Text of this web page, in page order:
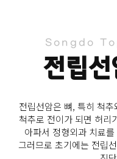
Songdo
전립선
전립선암은 뼈, 특히 척
척추로 전이가 되면 허리
아파서 정형외과 치료
그러므로 초기에는 전립